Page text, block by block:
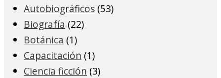
Autobiográficos (53)
Biografía (22)
Botánica (1)
Capacitación (1)
Ciencia ficción (3)